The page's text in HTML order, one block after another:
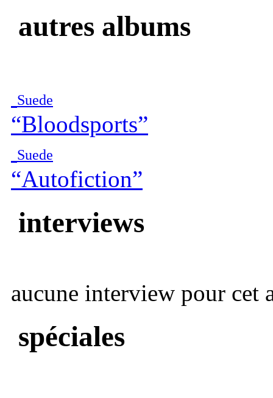
autres albums
Suede
“Bloodsports”
Suede
“Autofiction”
interviews
aucune interview pour cet
spéciales